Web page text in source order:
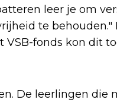
leer je om
te
VSB-fonds kon dit
De leerlingen die